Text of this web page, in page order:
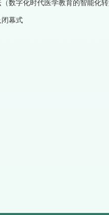
数字化时代医学教育的智能化
幕式